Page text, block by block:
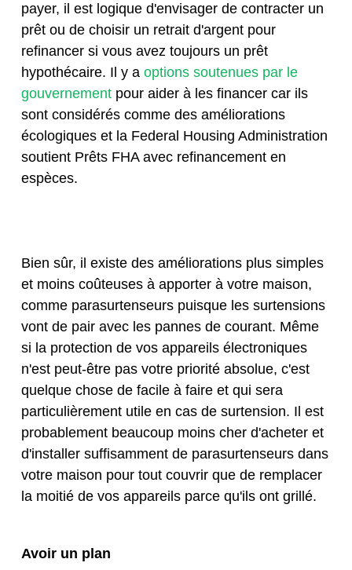
payer, il est logique d'envisager de contracter un
prêt ou de choisir un retrait d'argent pour
refinancer si vous avez toujours un prêt
hypothécaire. Il y a options soutenues par le
gouvernementpour aider à les financer car ils
sont considérés comme des améliorations
écologiques et la Federal Housing Administration
soutient Prêts FHAavec refinancement en
espèces.
Bien sûr, il existe des améliorations plus simples
et moins coûteuses à apporter à votre maison,
comme parasurtenseurspuisque les surtensions
vont de pair avec les pannes de courant. Même
si la protection de vos appareils électroniques
n'est peut-être pas votre priorité absolue, c'est
quelque chose de facile à faire et qui sera
particulièrement utile en cas de surtension. Il est
probablement beaucoup moins cher d'acheter et
d'installer suffisamment de parasurtenseurs dans
votre maison pour tout couvrir que de remplacer
la moitié de vos appareils parce qu'ils ont grillé.
Avoir un plan